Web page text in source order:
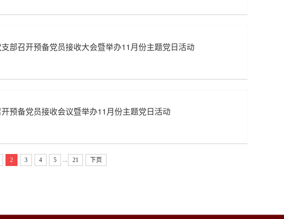
部召开预备党员接收大会暨举办11月份主题党日活动
预备党员接收会议暨举办11月份主题党日活动
2 3 4 5 21 下页